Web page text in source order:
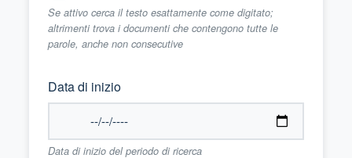
Se attivo cerca il testo esattamente come digitato;
altrimenti trova i documenti che contengono tutte le
parole, anche non consecutive
Data di inizio
Data di inizio del periodo di ricerca